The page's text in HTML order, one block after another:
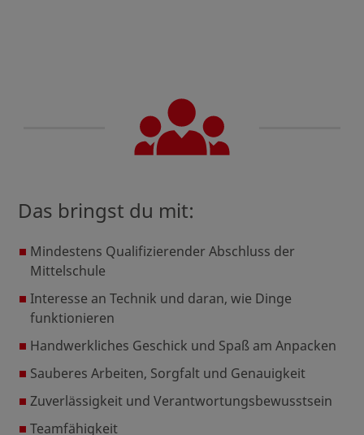
Das bringst du mit:
Mindestens Qualifizierender Abschluss der
Mittelschule
Interesse an Technik und daran, wie Dinge
funktionieren
Handwerkliches Geschick und Spaß am Anpacken
Sauberes Arbeiten, Sorgfalt und Genauigkeit
Zuverlässigkeit und Verantwortungsbewusstsein
Teamfähigkeit